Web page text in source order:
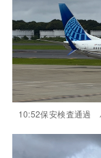
10:52保安検査通過